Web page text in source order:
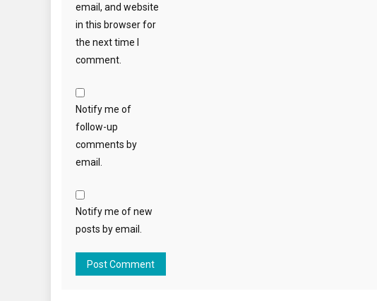
email, and website
in this browser for
the next time I
comment.
Notify me of
follow-up
comments by
email.
Notify me of new
posts by email.